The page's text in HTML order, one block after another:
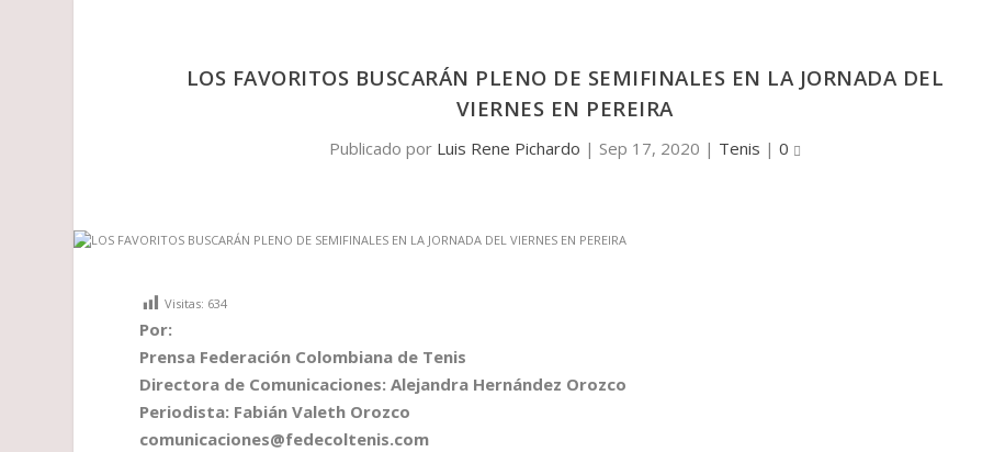
LOS FAVORITOS BUSCARÁN PLENO DE SEMIFINALES EN LA JORNADA DEL
VIERNES EN PEREIRA
Publicado por Luis Rene Pichardo | Sep 17, 2020 | Tenis | 0
Visitas: 634
Por:
Prensa Federación Colombiana de Tenis
Directora de Comunicaciones: Alejandra Hernández Orozco
Periodista: Fabián Valeth Orozco
comunicaciones@fedecoltenis.com